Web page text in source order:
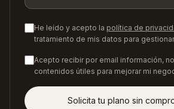
He leído y acepto la política de
tratamiento de mis datos para
Acepto recibir por email información,
contenidos útiles para mejorar mi
Solicita tu plano sin